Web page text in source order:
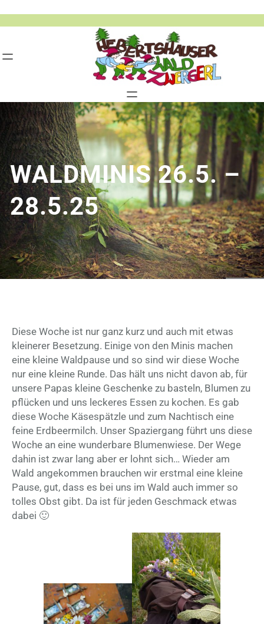
WALDMINIS 26.5. –
28.5.25
Diese Woche ist nur ganz kurz und auch mit etwas
kleinerer Besetzung. Einige von den Minis machen
eine kleine Waldpause und so sind wir diese Woche
nur eine kleine Runde. Das hält uns nicht davon ab, für
unsere Papas kleine Geschenke zu basteln, Blumen zu
pflücken und uns leckeres Essen zu kochen. Es gab
diese Woche Käsespätzle und zum Nachtisch eine
feine Erdbeermilch. Unser Spaziergang führt uns diese
Woche an eine wunderbare Blumenwiese. Der Wege
dahin ist zwar lang aber er lohnt sich… Wieder am
Wald angekommen brauchen wir erstmal eine kleine
Pause, gut, dass es bei uns im Wald auch immer so
tolles Obst gibt. Da ist für jeden Geschmack etwas
dabei 🙂